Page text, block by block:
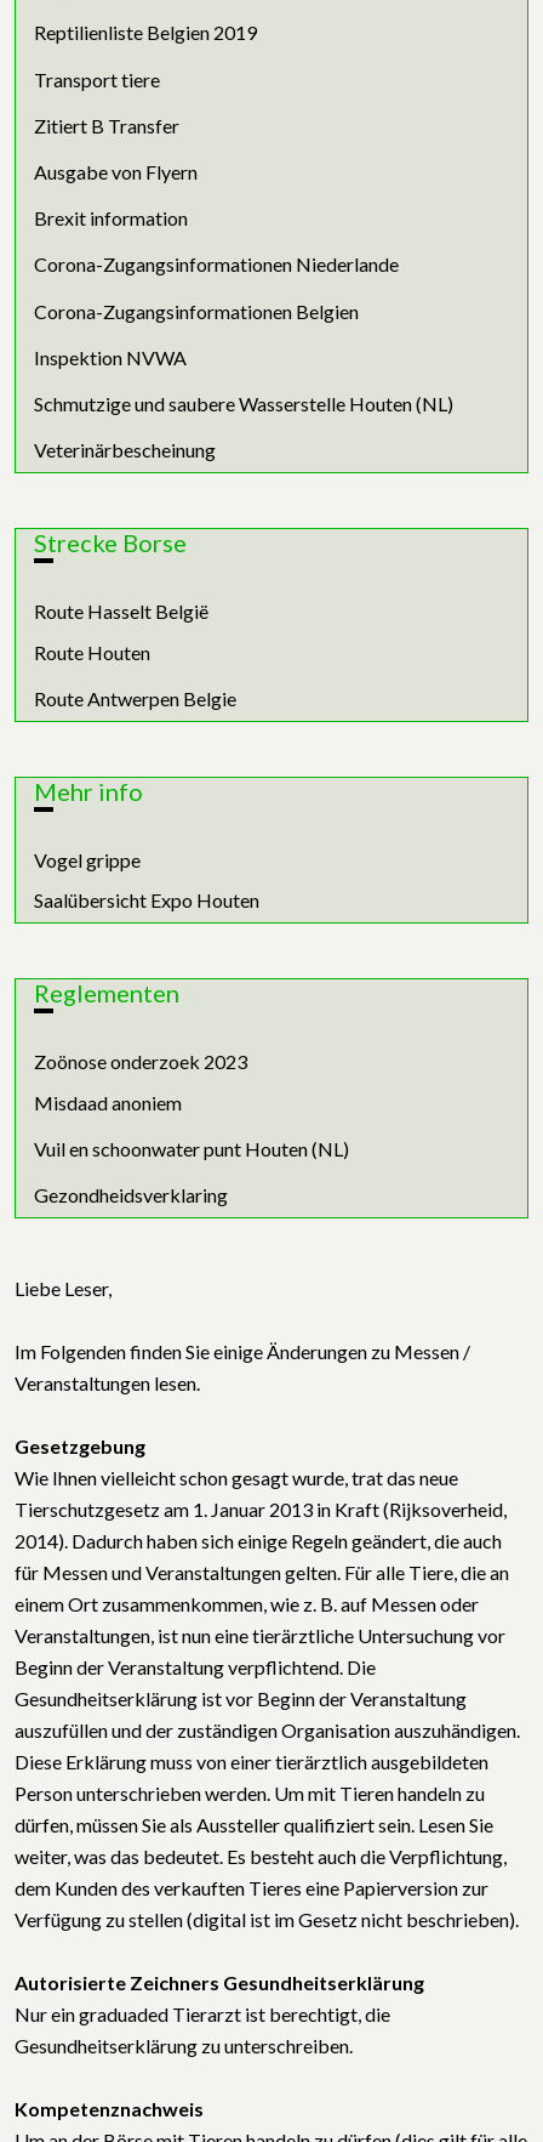
Reptilienliste Belgien 2019
Transport tiere
Zitiert B Transfer
Ausgabe von Flyern
Brexit information
Corona-Zugangsinformationen Niederlande
Corona-Zugangsinformationen Belgien
Inspektion NVWA
Schmutzige und saubere Wasserstelle Houten (NL)
Veterinärbescheinung
Strecke Borse
Route Hasselt België
Route Houten
Route Antwerpen Belgie
Mehr info
Vogel grippe
Saalübersicht Expo Houten
Reglementen
Zoönose onderzoek 2023
Misdaad anoniem
Vuil en schoonwater punt Houten (NL)
Gezondheidsverklaring
Liebe Leser,
Im Folgenden finden Sie einige Änderungen zu Messen /
Veranstaltungen lesen.
Gesetzgebung
Wie Ihnen vielleicht schon gesagt wurde, trat das neue
Tierschutzgesetz am 1. Januar 2013 in Kraft (Rijksoverheid,
2014). Dadurch haben sich einige Regeln geändert, die auch
für Messen und Veranstaltungen gelten. Für alle Tiere, die an
einem Ort zusammenkommen, wie z. B. auf Messen oder
Veranstaltungen, ist nun eine tierärztliche Untersuchung vor
Beginn der Veranstaltung verpflichtend. Die
Gesundheitserklärung ist vor Beginn der Veranstaltung
auszufüllen und der zuständigen Organisation auszuhändigen.
Diese Erklärung muss von einer tierärztlich ausgebildeten
Person unterschrieben werden. Um mit Tieren handeln zu
dürfen, müssen Sie als Aussteller qualifiziert sein. Lesen Sie
weiter, was das bedeutet. Es besteht auch die Verpflichtung,
dem Kunden des verkauften Tieres eine Papierversion zur
Verfügung zu stellen (digital ist im Gesetz nicht beschrieben).
Autorisierte Zeichners Gesundheitserklärung
Nur ein graduaded Tierarzt ist berechtigt, die
Gesundheitserklärung zu unterschreiben.
Kompetenznachweis